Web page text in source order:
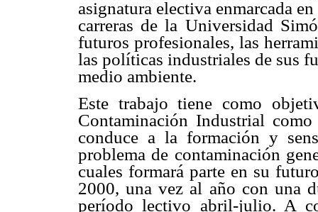
asignatura electiva enmarcada
carreras de la Universidad
futuros profesionales, las
las políticas industriales de sus
medio ambiente.
Este trabajo tiene como
Contaminación Industrial
conduce a la formación y
problema de contaminación
cuales formará parte en su
2000, una vez al año con una
período lectivo abril-julio. A